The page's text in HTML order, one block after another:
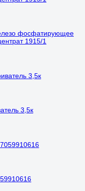
фосфатирующее
1915/1
3,5к